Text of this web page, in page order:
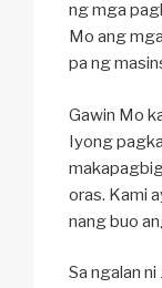
ng mga
Mo ang
pa ng
Gawin Mo
Iyong
oras. Kami
nang buo
Sa ngalan ni